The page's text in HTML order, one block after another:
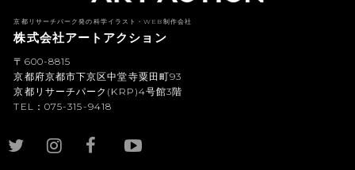
京都リサーチパーク発の科学イラスト・WEB制作会社
株式会社アートアクション
〒600-8815
京都府京都市下京区中堂寺粟田町93
京都リサーチパーク(KRP)4号館3階
TEL：075-315-9418